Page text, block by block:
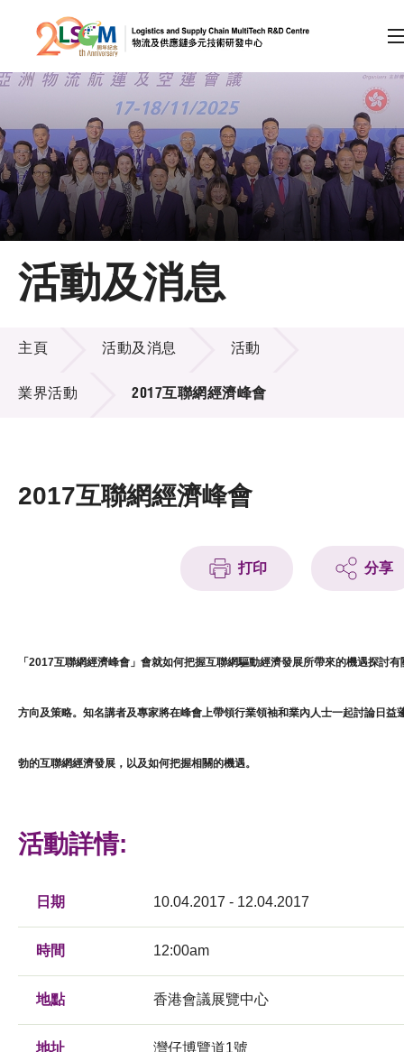
跳到內容（按回車鍵）
會員登入
A A EN 繁 简
主頁
關於LSCM
技術商品化
項目及資助計劃
活動及消息
活動及消息
活動及消息
主頁 活動及消息 活動
業界活動 2017互聯網經濟峰會
2017互聯網經濟峰會
打印 分享
「2017互聯網經濟峰會」會就如何把握互聯網驅動經濟發展所帶來的機遇探討有
方向及策略。知名講者及專家將在峰會上帶領行業領袖和業內人士一起討論日益
勃的互聯網經濟發展，以及如何把握相關的機遇。
活動詳情:
日期 10.04.2017 - 12.04.2017
時間 12:00am
地點 香港會議展覽中心
地址 灣仔博覽道1號